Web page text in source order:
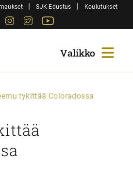
| SJK-Edustus | Koulutukset
FacebookInstagram
Twitter
tykittää Coloradossa